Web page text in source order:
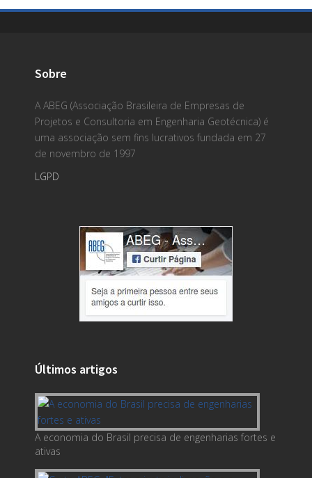
Sobre
A ABEG (Associação Brasileira de Empresas de
Projetos e Consultoria em Engenharia Geotécnica) é
uma associação sem fins lucrativos fundada em 27
de novembro de 1997
LGPD
Últimos artigos
A economia do Brasil precisa de engenharias fortes e
ativas